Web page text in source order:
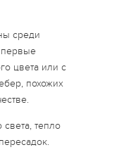
среди
первые
цвета или с
похожих
тепло